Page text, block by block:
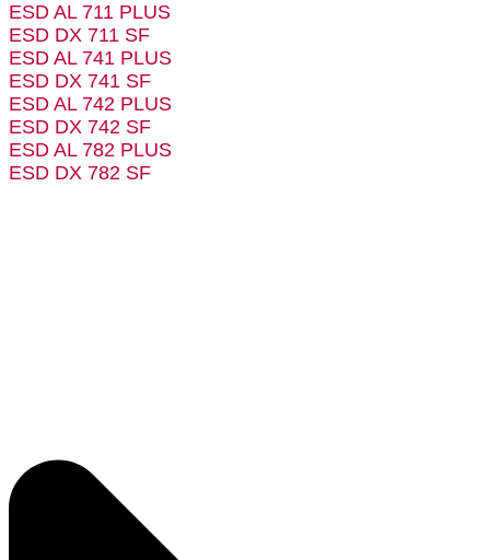
ESD AL 711 PLUS
ESD DX 711 SF
ESD AL 741 PLUS
ESD DX 741 SF
ESD AL 742 PLUS
ESD DX 742 SF
ESD AL 782 PLUS
ESD DX 782 SF